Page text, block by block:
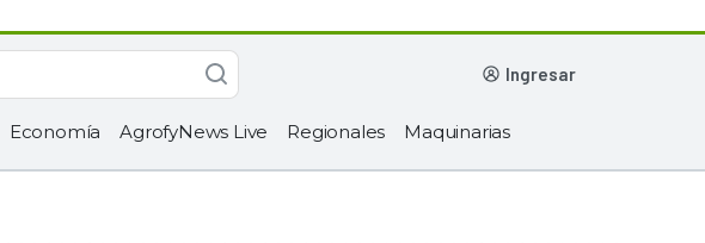
ingresar
Economía AgrofyNews Live Regionales Maquinarias